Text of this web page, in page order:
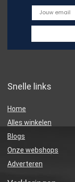
Snelle links
Home
Alles winkelen
Blogs
Onze webshops
Adverteren